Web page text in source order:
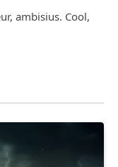
ambisius. Cool,